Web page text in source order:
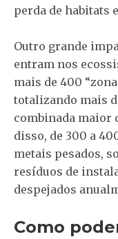
perda de habitats
Outro grande
entram nos
mais de 400
totalizando mais
combinada maior
disso, de 300 a
metais pesados,
resíduos de
despejados
Como